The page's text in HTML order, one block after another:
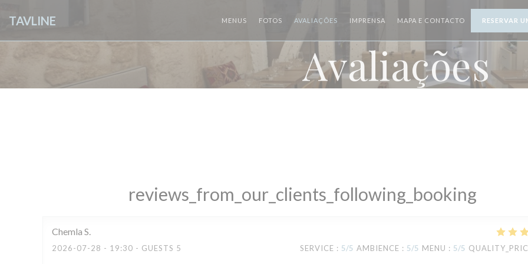
TAVLINE MENUS FOTOS AVALIAÇÕES IMPRENSA MAPA E CONTACTO RESERVAR
Avaliações
reviews_from_our_clients_following_booking
Chemla S
2026-07-28 - 19:30 - GUESTS 5 SERVICE : 5/5 AMBIENCE : 5/5 MENU : 5/5